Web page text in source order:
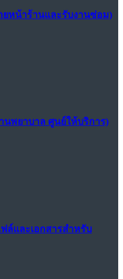
ยหน้าร้านและรับงานซ่อม)
นพยาบาล ศูนย์ให้บริการ)
ล์และเอกสารสำหรับ